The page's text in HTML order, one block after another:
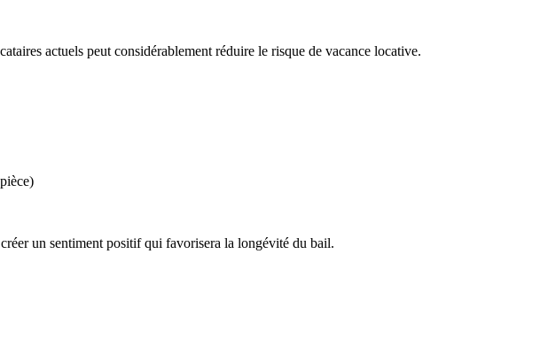
actuels peut considérablement réduire le risque de vacance locative.
un sentiment positif qui favorisera la longévité du bail.